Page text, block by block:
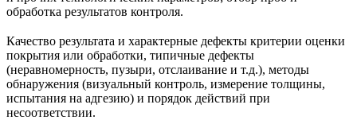
обработка результатов контроля.
Качество результата и характерные дефекты критерии оценки
покрытия или обработки, типичные дефекты
(неравномерность, пузыри, отслаивание и т.д.), методы
обнаружения (визуальный контроль, измерение толщины,
испытания на адгезию) и порядок действий при
несоответствии.